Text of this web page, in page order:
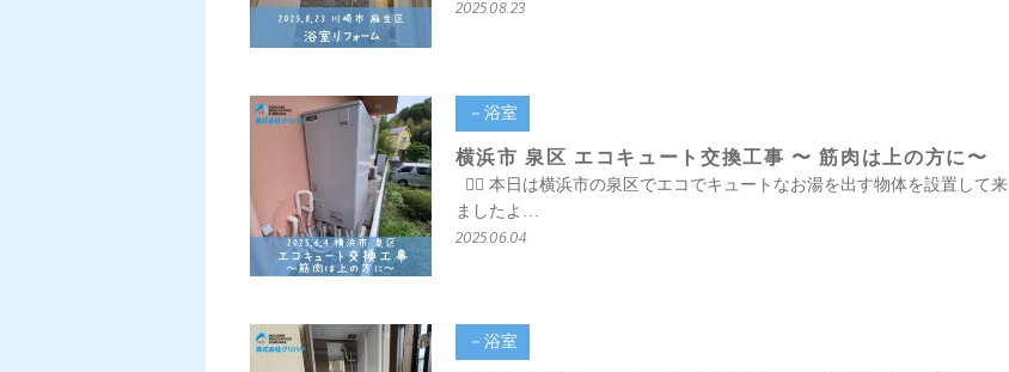
2025.08.23
－浴室
横浜市 泉区 エコキュート交換工事 〜 筋肉は上の方に〜
💁‍♀️ 本日は横浜市の泉区でエコでキュートなお湯を出す物体を設置して来
ましたよ…
2025.06.04
－浴室